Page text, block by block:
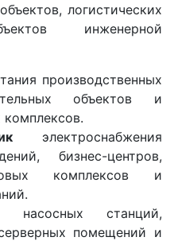
логистических
инженерной
производственных
объектов и
комплексов.
электроснабжения
бизнес-центров,
комплексов и
насосных станций,
помещений и